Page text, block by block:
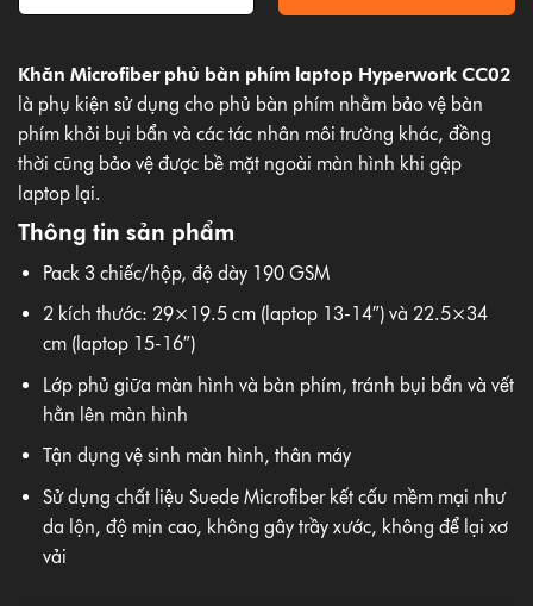
Khăn Microfiber phủ bàn phím laptop Hyperwork CC02
là phụ kiện sử dụng cho phủ bàn phím nhằm bảo vệ bàn
phím khỏi bụi bẩn và các tác nhân môi trường khác, đồng
thời cũng bảo vệ được bề mặt ngoài màn hình khi gập
laptop lại.
Thông tin sản phẩm
Pack 3 chiếc/hộp, độ dày 190 GSM
2 kích thước: 29×19.5 cm (laptop 13-14″) và 22.5×34
cm (laptop 15-16″)
Lớp phủ giữa màn hình và bàn phím, tránh bụi bẩn và vết
hằn lên màn hình
Tận dụng vệ sinh màn hình, thân máy
Sử dụng chất liệu Suede Microfiber kết cấu mềm mại như
da lộn, độ mịn cao, không gây trầy xước, không để lại xơ
vải